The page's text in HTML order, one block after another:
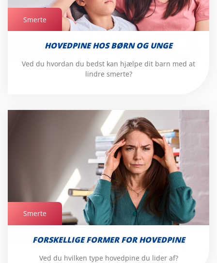
Smerte
Smerte
HOVEDPINE HOS BØRN OG UNGE
Ved du hvordan du bedst kan hjælpe dit barn med at
lindre smerte?
Smerte
FORSKELLIGE FORMER FOR HOVEDPINE
Ved du hvilken type hovedpine du lider af?